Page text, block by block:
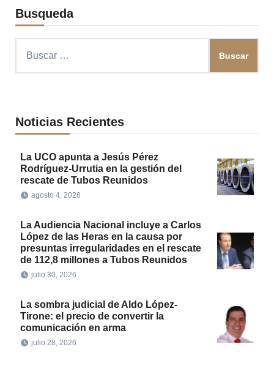
Busqueda
Noticias Recientes
La UCO apunta a Jesús Pérez
Rodríguez-Urrutia en la gestión del
rescate de Tubos Reunidos
agosto 4, 2026
La Audiencia Nacional incluye a Carlos
López de las Heras en la causa por
presuntas irregularidades en el rescate
de 112,8 millones a Tubos Reunidos
julio 30, 2026
La sombra judicial de Aldo López-
Tirone: el precio de convertir la
comunicación en arma
julio 28, 2026